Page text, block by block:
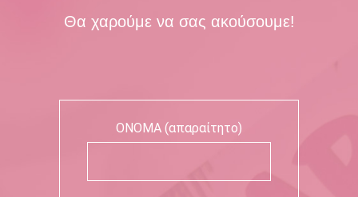
Θα χαρούμε να σας ακούσουμε!
ΟΝΟΜΑ (απαραίτητο)